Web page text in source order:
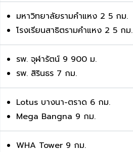
มหาวิทยาลัยรามคำแหง 2 5 กม.
โรงเรียนสาธิตรามคำแหง 2 5 กม.
รพ. จุฬารัตน์ 9 900 ม.
รพ. สิรินธร 7 กม.
Lotus บางนา-ตราด 6 กม.
Mega Bangna 9 กม.
WHA Tower 9 กม.